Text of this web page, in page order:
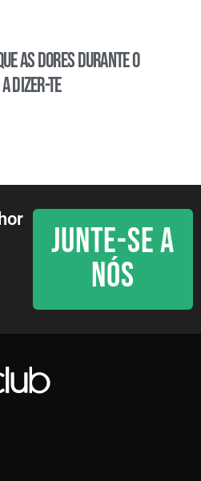
as dores durante o
dizer-te
JUNTE-SE A
NÓS